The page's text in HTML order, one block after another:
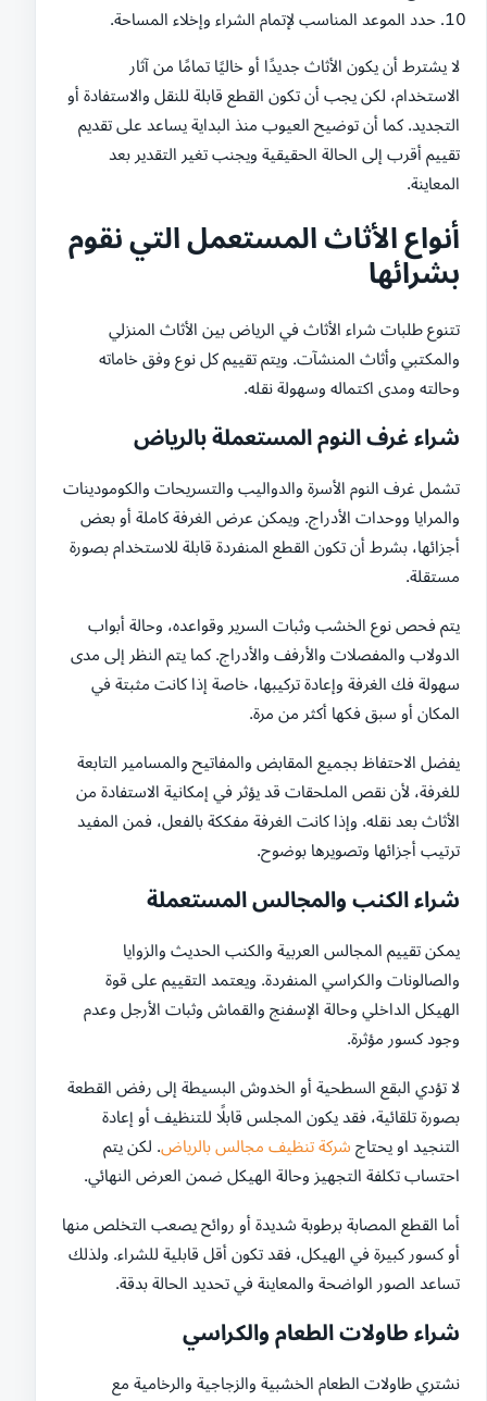
حدد الموعد المناسب لإتمام الشراء وإخلاء المساحة.
لا يشترط أن يكون الأثاث جديدًا أو خاليًا تمامًا من آثار
الاستخدام، لكن يجب أن تكون القطع قابلة للنقل والاستفادة أو
التجديد. كما أن توضيح العيوب منذ البداية يساعد على تقديم
تقييم أقرب إلى الحالة الحقيقية ويجنب تغير التقدير بعد
المعاينة.
أنواع الأثاث المستعمل التي نقوم
بشرائها
تتنوع طلبات شراء الأثاث في الرياض بين الأثاث المنزلي
والمكتبي وأثاث المنشآت. ويتم تقييم كل نوع وفق خاماته
وحالته ومدى اكتماله وسهولة نقله.
شراء غرف النوم المستعملة بالرياض
تشمل غرف النوم الأسرة والدواليب والتسريحات والكومودينات
والمرايا ووحدات الأدراج. ويمكن عرض الغرفة كاملة أو بعض
أجزائها، بشرط أن تكون القطع المنفردة قابلة للاستخدام بصورة
مستقلة.
يتم فحص نوع الخشب وثبات السرير وقواعده، وحالة أبواب
الدولاب والمفصلات والأرفف والأدراج. كما يتم النظر إلى مدى
سهولة فك الغرفة وإعادة تركيبها، خاصة إذا كانت مثبتة في
المكان أو سبق فكها أكثر من مرة.
يفضل الاحتفاظ بجميع المقابض والمفاتيح والمسامير التابعة
للغرفة، لأن نقص الملحقات قد يؤثر في إمكانية الاستفادة من
الأثاث بعد نقله. وإذا كانت الغرفة مفككة بالفعل، فمن المفيد
ترتيب أجزائها وتصويرها بوضوح.
شراء الكنب والمجالس المستعملة
يمكن تقييم المجالس العربية والكنب الحديث والزوايا
والصالونات والكراسي المنفردة. ويعتمد التقييم على قوة
الهيكل الداخلي وحالة الإسفنج والقماش وثبات الأرجل وعدم
وجود كسور مؤثرة.
لا تؤدي البقع السطحية أو الخدوش البسيطة إلى رفض القطعة
بصورة تلقائية، فقد يكون المجلس قابلًا للتنظيف أو إعادة
التنجيد او يحتاج شركة تنظيف مجالس بالرياض. لكن يتم
احتساب تكلفة التجهيز وحالة الهيكل ضمن العرض النهائي.
أما القطع المصابة برطوبة شديدة أو روائح يصعب التخلص منها
أو كسور كبيرة في الهيكل، فقد تكون أقل قابلية للشراء. ولذلك
تساعد الصور الواضحة والمعاينة في تحديد الحالة بدقة.
شراء طاولات الطعام والكراسي
نشتري طاولات الطعام الخشبية والزجاجية والرخامية مع